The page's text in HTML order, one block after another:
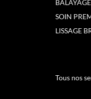
SOIN
LISSAGE
Tous nos